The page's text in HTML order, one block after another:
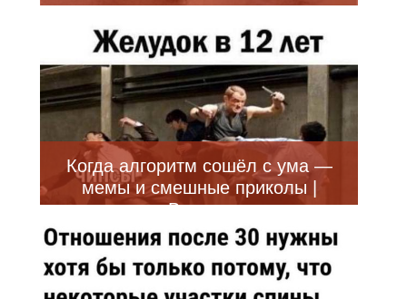
Когда алгоритм сошёл с ума —
мемы и смешные приколы |
Bugaga